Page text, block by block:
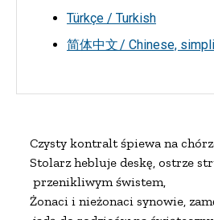
Türkçe / Turkish
简体中文 / Chinese,
Czysty kontralt śpiewa na
Stolarz hebluje deskę, ostrze
przenikliwym świstem,
Żonaci i nieżonaci synowie,